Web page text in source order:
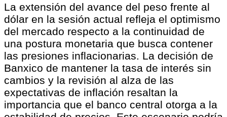
La extensión del avance del peso frente al
dólar en la sesión actual refleja el optimismo
del mercado respecto a la continuidad de
una postura monetaria que busca contener
las presiones inflacionarias. La decisión de
Banxico de mantener la tasa de interés sin
cambios y la revisión al alza de las
expectativas de inflación resaltan la
importancia que el banco central otorga a la